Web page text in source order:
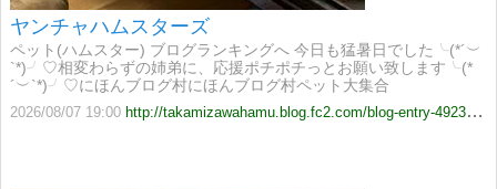
ヤンチャハムスターズ
ペット(ハムスター) ブログランキングへ 今日も猛暑日でした╰(*´︶
`*)╯♡相変わらずの姉弟に、応援ポチポチっとお願い致します╰(*
´︶`*)╯♡にほんブログ村にほんブログ村ペット大集合
2026/08/07 19:00 http://takamizawahamu.blog.fc2.com/blog-entry-4923.html